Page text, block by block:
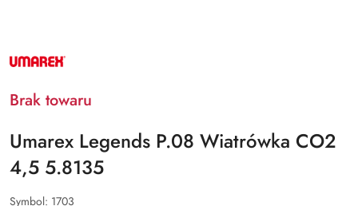
NAZWA
PRODUCENTA:
Brak towaru
Umarex Legends P.08 Wiatrówka CO2
4,5 5.8135
Symbol: 1703